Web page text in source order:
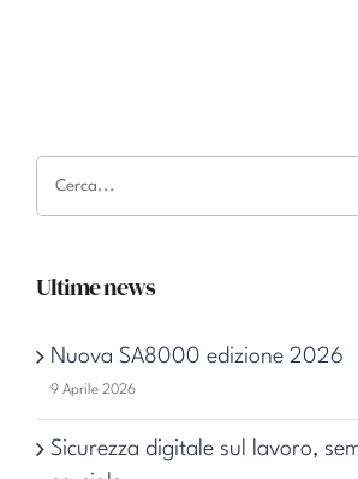
Ultime news
Nuova SA8000 edizione 2026
9 Aprile 2026
Sicurezza digitale sul lavoro,